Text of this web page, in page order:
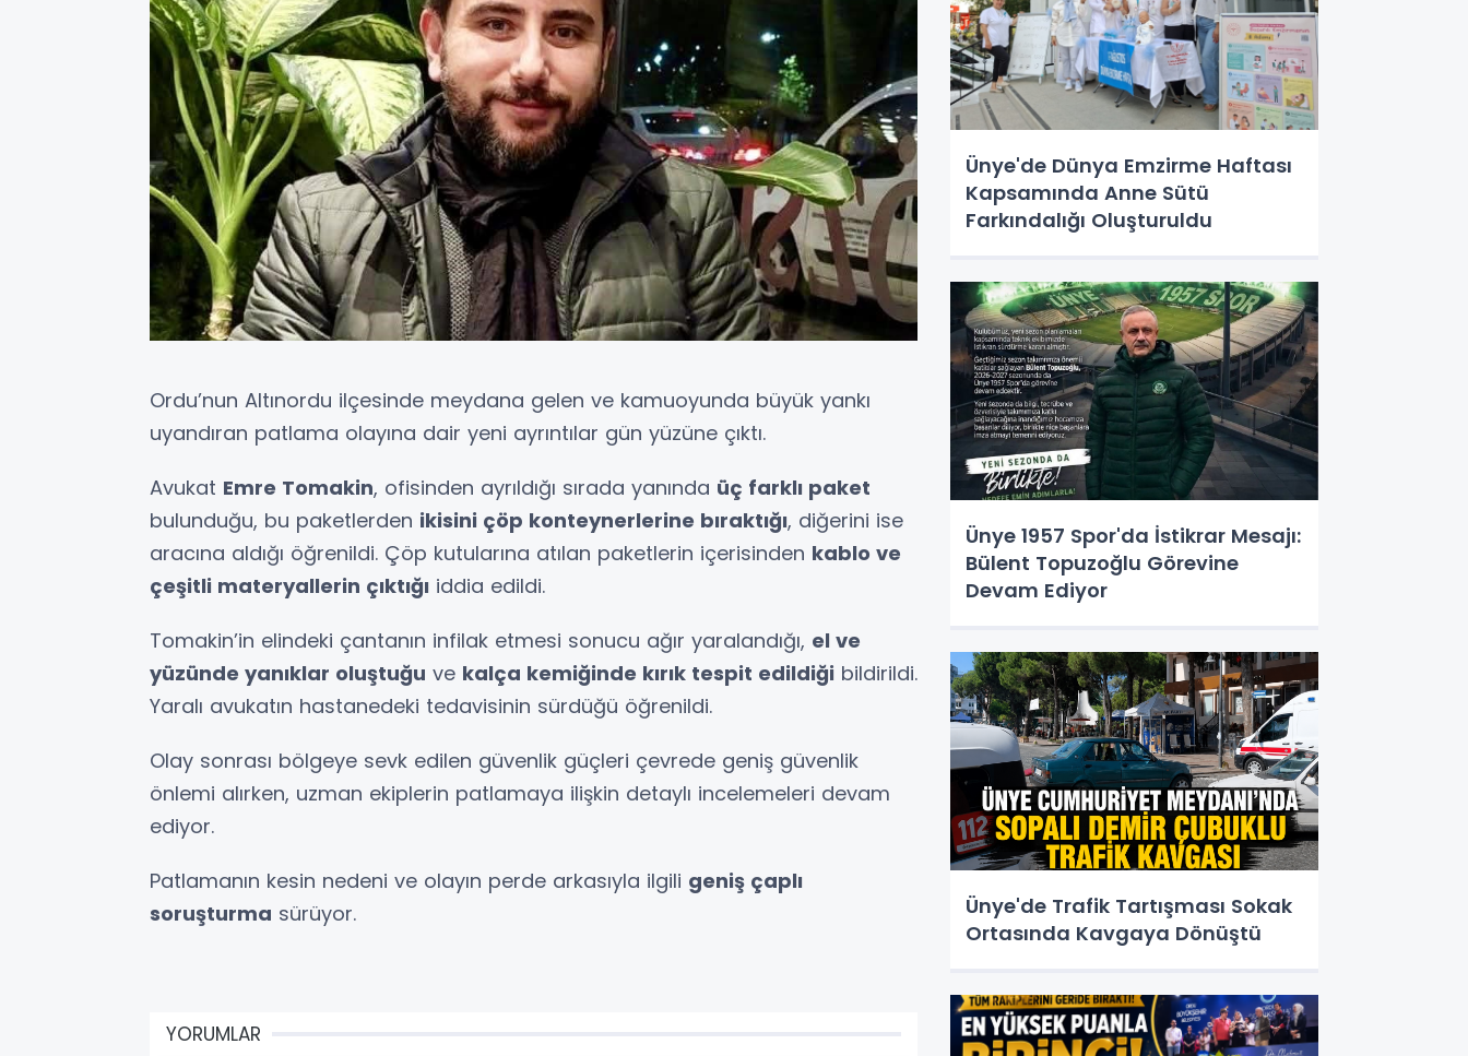
Ordu’nun Altınordu ilçesinde meydana gelen ve kamuoyunda büyük yankı
uyandıran patlama olayına dair yeni ayrıntılar gün yüzüne çıktı.
Avukat Emre Tomakin, ofisinden ayrıldığı sırada yanında üç farklı paket
bulunduğu, bu paketlerden ikisini çöp konteynerlerine bıraktığı, diğerini ise
aracına aldığı öğrenildi. Çöp kutularına atılan paketlerin içerisinden kablo ve
çeşitli materyallerin çıktığı iddia edildi.
Tomakin’in elindeki çantanın infilak etmesi sonucu ağır yaralandığı, el ve
yüzünde yanıklar oluştuğu ve kalça kemiğinde kırık tespit edildiği bildirildi.
Yaralı avukatın hastanedeki tedavisinin sürdüğü öğrenildi.
Olay sonrası bölgeye sevk edilen güvenlik güçleri çevrede geniş güvenlik
önlemi alırken, uzman ekiplerin patlamaya ilişkin detaylı incelemeleri devam
ediyor.
Patlamanın kesin nedeni ve olayın perde arkasıyla ilgili geniş çaplı
soruşturma sürüyor.
YORUMLAR
Ünye'de Dünya Emzirme Haftası
Kapsamında Anne Sütü
Farkındalığı Oluşturuldu
Ünye 1957 Spor'da İstikrar Mesajı:
Bülent Topuzoğlu Görevine
Devam Ediyor
Ünye'de Trafik Tartışması Sokak
Ortasında Kavgaya Dönüştü